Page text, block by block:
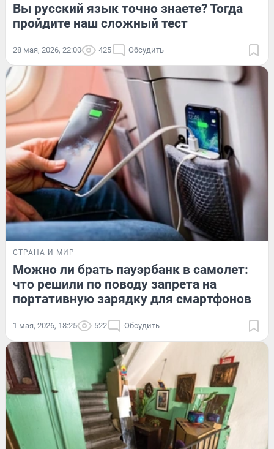
Вы русский язык точно знаете? Тогда
пройдите наш сложный тест
28 мая, 2026, 22:00 425 Обсудить
СТРАНА И МИР
Можно ли брать пауэрбанк в самолет:
что решили по поводу запрета на
портативную зарядку для смартфонов
1 мая, 2026, 18:25 522 Обсудить